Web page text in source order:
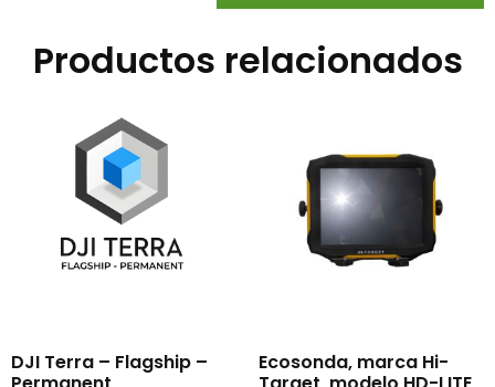
Productos relacionados
DJI Terra – Flagship –
Ecosonda, marca Hi-